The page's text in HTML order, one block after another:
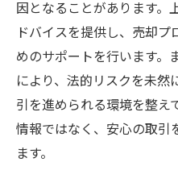
因となることがあります。
ドバイスを提供し、売却プ
めのサポートを行います。
により、法的リスクを未然
引を進められる環境を整え
情報ではなく、安心の取引
ます。